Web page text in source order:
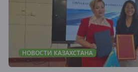
НОВОСТИ КАЗАХСТАНА